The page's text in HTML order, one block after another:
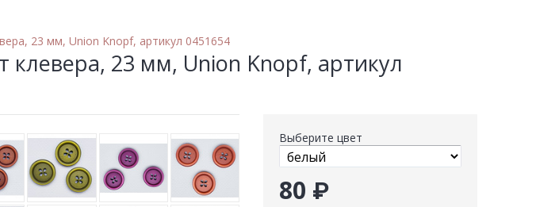
23 мм, Union Knopf, артикул 0451654
клевера, 23 мм, Union Knopf, артикул
Выберите цвет
80 ₽